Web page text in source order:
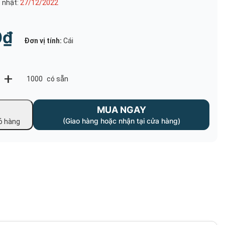
nhật: 27/12/2022
Đơn vị tính: Cái
+ 1000 có sẵn
hàng
MUA NGAY
(Giao hàng hoặc nhận tại cửa hàng)